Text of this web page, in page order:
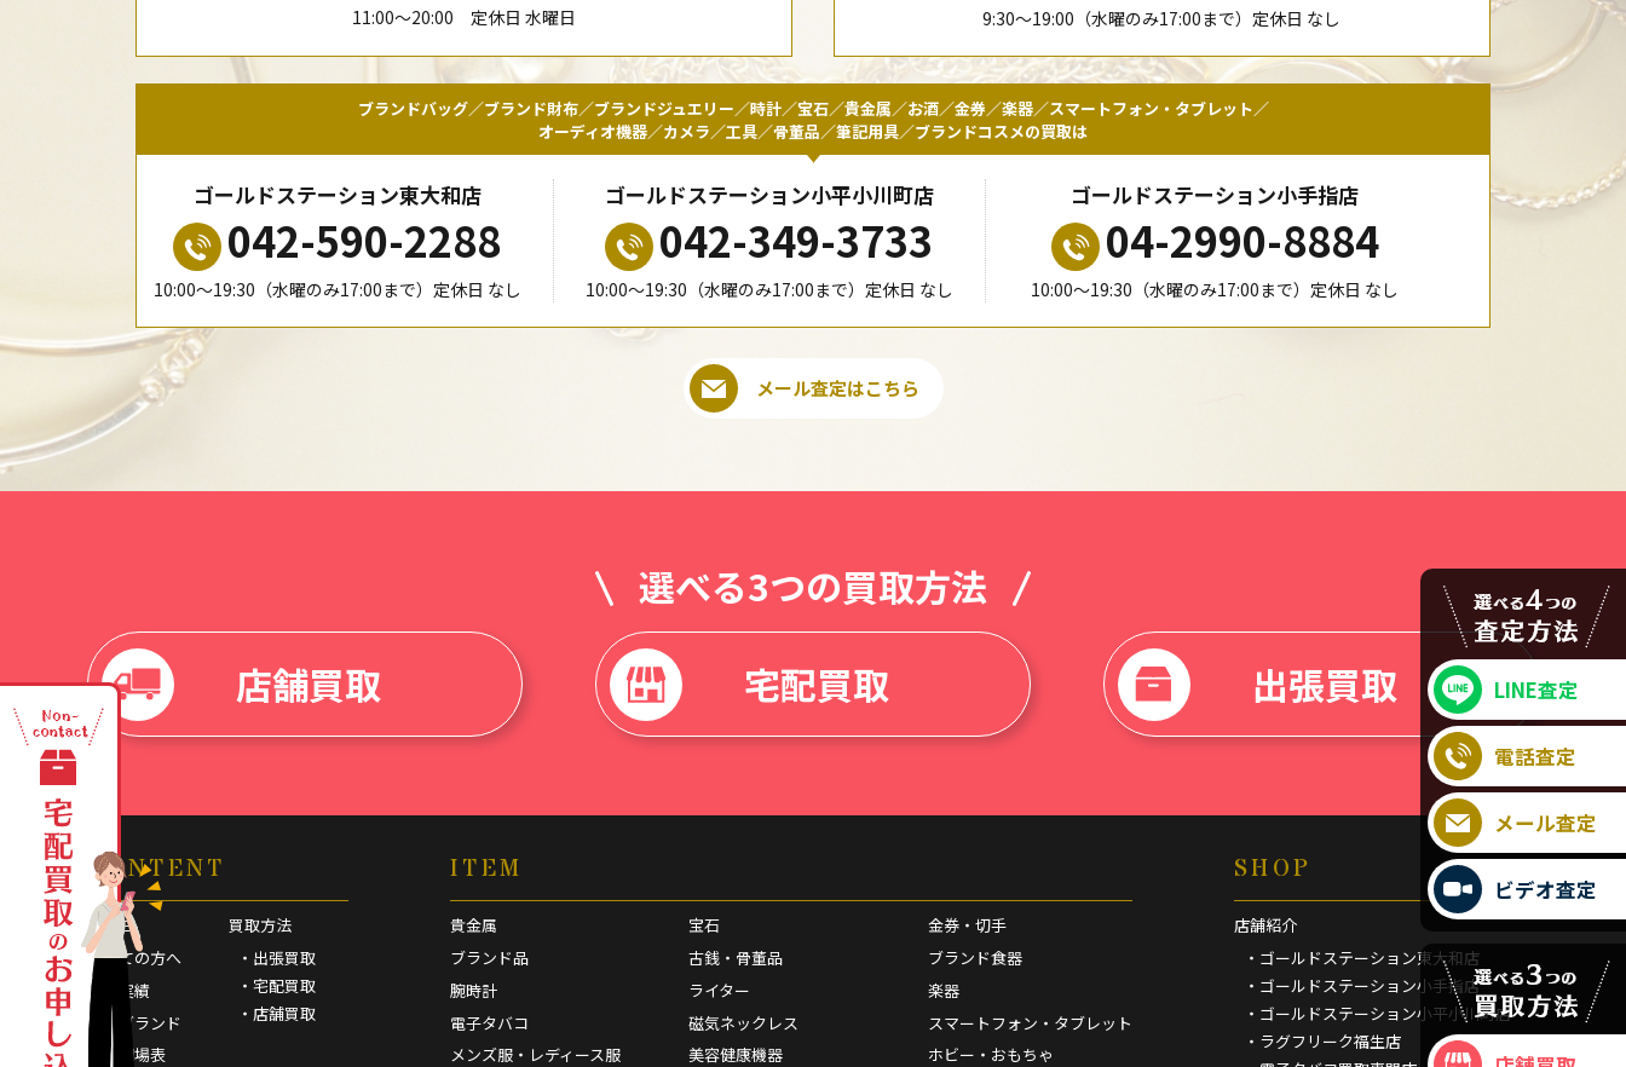
11:00〜20:00 定休日 水曜日 9:30〜19:00（水曜のみ17:00まで）定休日 なし
ブランドバッグ／ブランド財布／ブランドジュエリー／時計／宝石／貴金属／お酒／金券／楽器／スマートフォン・タブレット／
オーディオ機器／カメラ／工具／骨董品／筆記用具／ブランドコスメの買取は
ゴールドステーション東大和店
042-590-2288
10:00〜19:30（水曜のみ17:00まで）定休日 なし
ゴールドステーション小平小川町店
042-349-3733
10:00〜19:30（水曜のみ17:00まで）定休日 なし
ゴールドステーション小手指店
04-2990-8884
10:00〜19:30（水曜のみ17:00まで）定休日 なし
メール査定はこちら
選べる3つの買取方法
店舗買取
宅配買取 出張買取
CONTENT
HOME
初めての方へ
買取実績
取扱ブランド
買取相場表
買取方法
・出張買取
・宅配買取
・店舗買取
ITEM
貴金属
ブランド品
腕時計
電子タバコ
メンズ服・レディース服
宝石
古銭・骨董品
ライター
磁気ネックレス
美容健康機器
金券・切手
ブランド食器
楽器
スマートフォン・タブレット
ホビー・おもちゃ
SHOP
店舗紹介
・ゴールドステーション東大和店
・ゴールドステーション小手指店
・ゴールドステーション小平小川町店
・ラグフリーク福生店
LINE査定
電話査定
メール査定
ビデオ査定